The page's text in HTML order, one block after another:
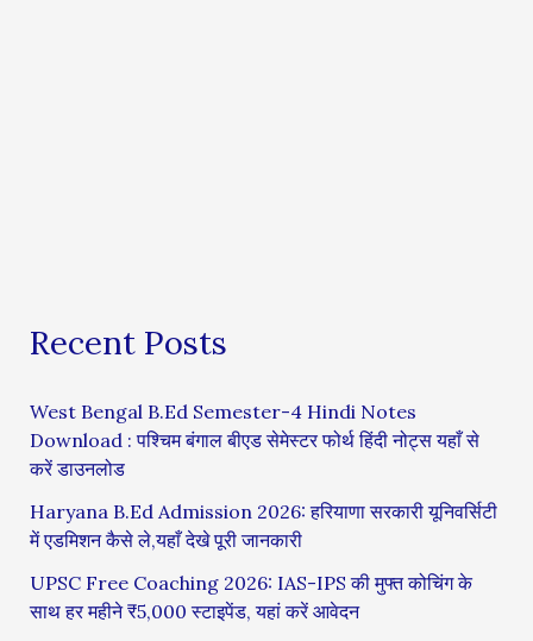
Recent Posts
West Bengal B.Ed Semester-4 Hindi Notes
Download : पश्चिम बंगाल बीएड सेमेस्टर फोर्थ हिंदी नोट्स यहाँ से
करें डाउनलोड
Haryana B.Ed Admission 2026: हरियाणा सरकारी यूनिवर्सिटी
में एडमिशन कैसे ले,यहाँ देखे पूरी जानकारी
UPSC Free Coaching 2026: IAS-IPS की मुफ्त कोचिंग के
साथ हर महीने ₹5,000 स्टाइपेंड, यहां करें आवेदन